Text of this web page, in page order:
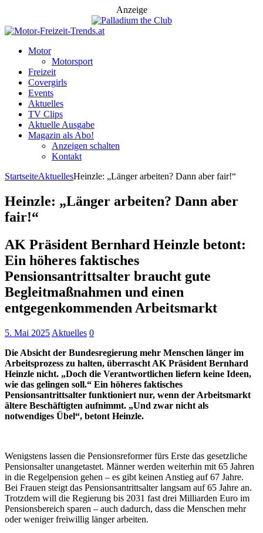
Anzeige
Motor
Motorsport
Freizeit
Covergirls
Events
Aktuelles
TV Clips
Aktuelle Ausgabe
Magazin als Abo!
Anzeigen schalten
Kontakt
StartseiteAktuellesHeinzle: „Länger arbeiten? Dann aber fair!“
Heinzle: „Länger arbeiten? Dann aber
fair!“
AK Präsident Bernhard Heinzle betont:
Ein höheres faktisches
Pensionsantrittsalter braucht gute
Begleitmaßnahmen und einen
entgegenkommenden Arbeitsmarkt
5. Mai 2025 Aktuelles 0
Die Absicht der Bundesregierung mehr Menschen länger im
Arbeitsprozess zu halten, überrascht AK Präsident Bernhard
Heinzle nicht. „Doch die Verantwortlichen liefern keine Ideen,
wie das gelingen soll.“ Ein höheres faktisches
Pensionsantrittsalter funktioniert nur, wenn der Arbeitsmarkt
ältere Beschäftigten aufnimmt. „Und zwar nicht als
notwendiges Übel“, betont Heinzle.
Wenigstens lassen die Pensionsreformer fürs Erste das gesetzliche
Pensionsalter unangetastet. Männer werden weiterhin mit 65 Jahren
in die Regelpension gehen – es gibt keinen Anstieg auf 67 Jahre.
Bei Frauen steigt das Pensionsantrittsalter langsam auf 65 Jahre an.
Trotzdem will die Regierung bis 2031 fast drei Milliarden Euro im
Pensionsbereich sparen – auch dadurch, dass die Menschen mehr
oder weniger freiwillig länger arbeiten.